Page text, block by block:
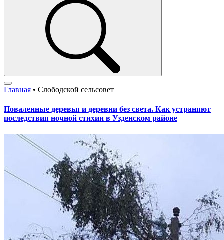
Главная • Слободской сельсовет
Поваленные деревья и деревни без света. Как устраняют
последствия ночной стихии в Узденском районе